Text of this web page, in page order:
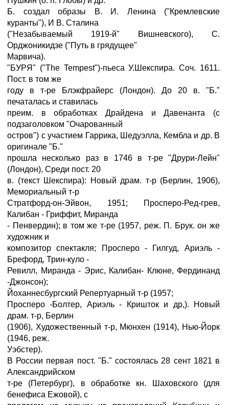
Б. создал образы В. И. Ленина ("Кремлевские
куранты"), И В. Сталина
("Незабываемый 1919-й" Вишневского), С.
Орджоникидзе ("Путь в грядущее"
Марвича).
"БУРЯ" ("The Tempest")-пьеса У.Шекспира. Соч. 1611.
Пост. в том же
году в т-ре Блэкфрайерс (Лондон). До 20 в. "Б."
печаталась и ставилась
преим. в обработках Драйдена и Давенанта (с
подзаголовком "Очарованный
остров") с участием Гаррика, Шедуэлла, Кембла и др. В
оригинале "Б."
прошла несколько раз в 1746 в т-ре "Друри-Лейн"
(Лондон), Среди пост. 20
в. (текст Шекспира): Новый драм. т-р (Берлин, 1906),
Мемориальный т-р
Стратфорд-он-Эйвон, 1951; Просперо-Ред-грев,
Калибан - Гриффит, Миранда
- Пенвердин); в том же т-ре (1957, реж. П. Брук. он же
художник и
композитор спектакля; Просперо - Гилгуд, Ариэль -
Брефорд, Трин-куло -
Ревилл, Миранда - Эрис, Калибан- Клюне, Фердинанд
-Джонсон);
Йоханнесбургский Репертуарный т-р (1957;
Просперо -Болтер, Ариэль - Кришток и др,). Новый
драм. т-р, Берлин
(1906), Художественный т-р, Мюнхен (1914), Нью-Йорк
(1946, реж.
Уэбстер).
В России первая пост. "Б." состоялась 28 сент 1821 в
Александрийском
т-ре (Петербург), в обработке кн. Шаховского (для
бенефиса Ежовой), с